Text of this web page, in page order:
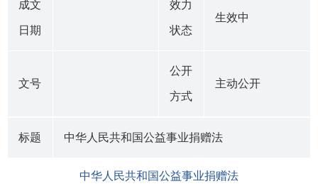
成文
日期
效力
状态
生效中
文号
公开
方式
主动公开
标题 中华人民共和国公益事业捐赠法
中华人民共和国公益事业捐赠法